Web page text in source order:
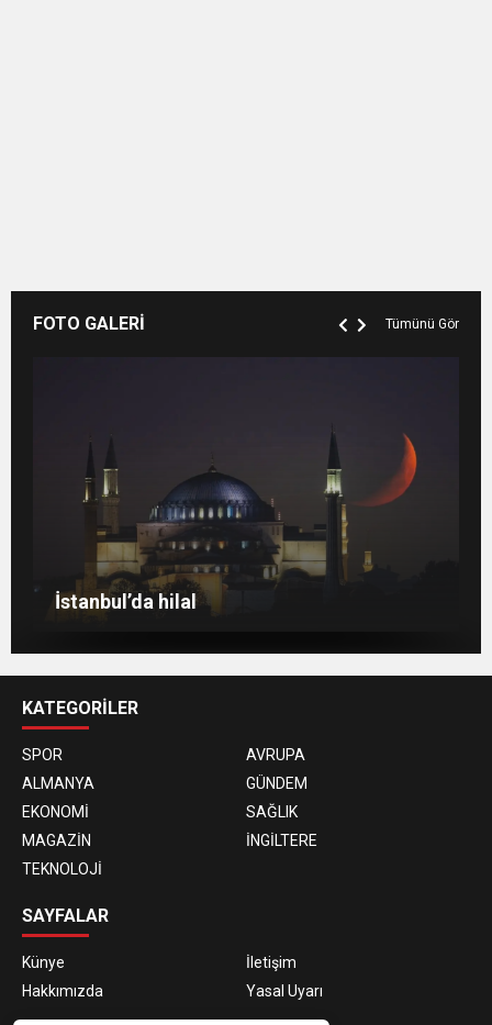
FOTO GALERİ Tümünü Gör
Venedik eski günlerini arıyor
İstanbul’da hilal
Berlin’de 8 Mart Dünya Kadınlar Günü
gösterisi
KATEGORİLER
SPOR
AVRUPA
ALMANYA
GÜNDEM
EKONOMİ
SAĞLIK
MAGAZİN
İNGİLTERE
TEKNOLOJİ
SAYFALAR
Künye
İletişim
Hakkımızda
Yasal Uyarı